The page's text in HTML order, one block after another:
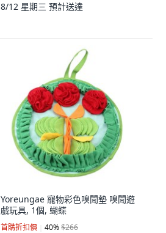
8/12 星期三 預計送達
Yoreungae 寵物彩色嗅聞墊 嗅聞遊
戲玩具, 1個, 蝴蝶
首購折扣價 40%$266